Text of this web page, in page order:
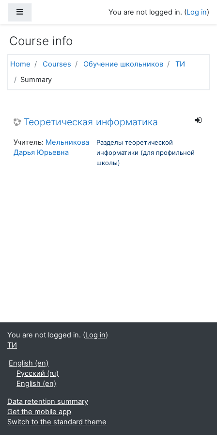
You are not logged in. (Log in)
Course info
Home Courses Обучение школьников
ТИ
Summary
Теоретическая информатика
Разделы теоретической
информатики (для профильной
школы)
Учитель: Мельникова
Дарья Юрьевна
You are not logged in. (Log in)
ТИ
English ‎(en)‎
Русский ‎(ru)‎
English ‎(en)‎
Data retention summary
Get the mobile app
Switch to the standard theme